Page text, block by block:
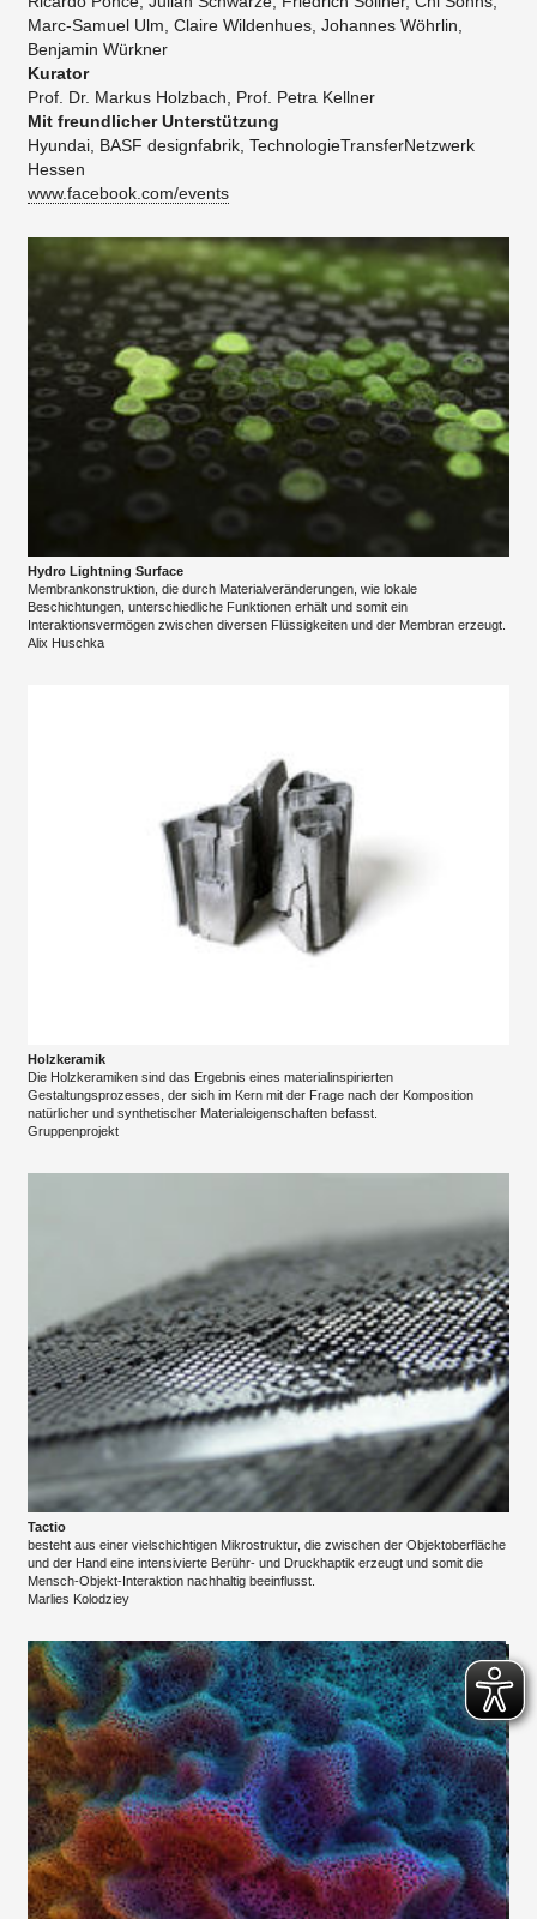
Marc-Samuel Ulm, Claire Wildenhues, Johannes Wöhrlin,
Benjamin Würkner
Kurator
Prof. Dr. Markus Holzbach, Prof. Petra Kellner
Mit freundlicher Unterstützung
Hyundai, BASF designfabrik, TechnologieTransferNetzwerk
Hessen​​
www.facebook.com/events
Hydro Lightning Surface
Membrankonstruktion, die durch Materialveränderungen, wie lokale
Beschichtungen, unterschiedliche Funktionen erhält und somit ein
Interaktionsvermögen zwischen diversen Flüssigkeiten und der Membran erzeugt.
Alix Huschka
Holzkeramik
Die Holzkeramiken sind das Ergebnis eines materialinspirierten
Gestaltungsprozesses, der sich im Kern mit der Frage nach der Komposition
natürlicher und synthetischer Materialeigenschaften befasst.
Gruppenprojekt
Tactio
besteht aus einer vielschichtigen Mikrostruktur, die zwischen der Objektoberfläche
und der Hand eine intensivierte Berühr- und Druckhaptik erzeugt und somit die
Mensch-Objekt-Interaktion nachhaltig beeinflusst.
Marlies Kolodziey